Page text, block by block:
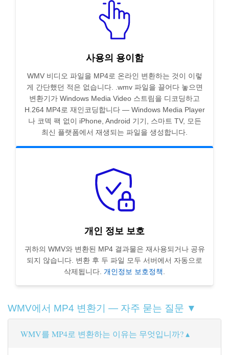
사용의 용이함
WMV 비디오 파일을 MP4로 온라인 변환하는 것이 이렇
게 간단했던 적은 없습니다. .wmv 파일을 끌어다 놓으면
변환기가 Windows Media Video 스트림을 디코딩하고
H.264 MP4로 재인코딩합니다 — Windows Media Player
나 코덱 팩 없이 iPhone, Android 기기, 스마트 TV, 모든
최신 플랫폼에서 재생되는 파일을 생성합니다.
개인 정보 보호
귀하의 WMV와 변환된 MP4 결과물은 재사용되거나 공유
되지 않습니다. 변환 후 두 파일 모두 서버에서 자동으로
삭제됩니다. 개인정보 보호정책.
WMV에서 MP4 변환기 — 자주 묻는 질문 ▼
WMV를 MP4로 변환하는 이유는 무엇입니까?